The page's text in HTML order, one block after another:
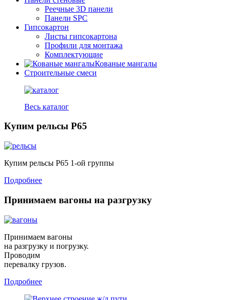
Реечные 3D панели
Панели SPC
Гипсокартон
Листы гипсокартона
Профили для монтажа
Комплектующие
Кованые мангалы
Строительные смеси
Весь каталог
Купим рельсы Р65
Купим рельсы Р65 1-ой группы
Подробнее
Принимаем вагоны на разгрузку
Принимаем вагоны
на разгрузку и погрузку.
Проводим
перевалку грузов.
Подробнее